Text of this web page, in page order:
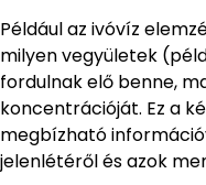
Például az ivóvíz
milyen vegyületek
fordulnak elő benne,
koncentrációját. Ez a
megbízható
jelenlétéről és azok